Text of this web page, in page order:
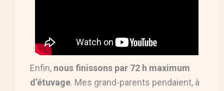
Enfin, nous finissons par 72 h maximum
d’étuvage. Mes grand-parents pendaient, à